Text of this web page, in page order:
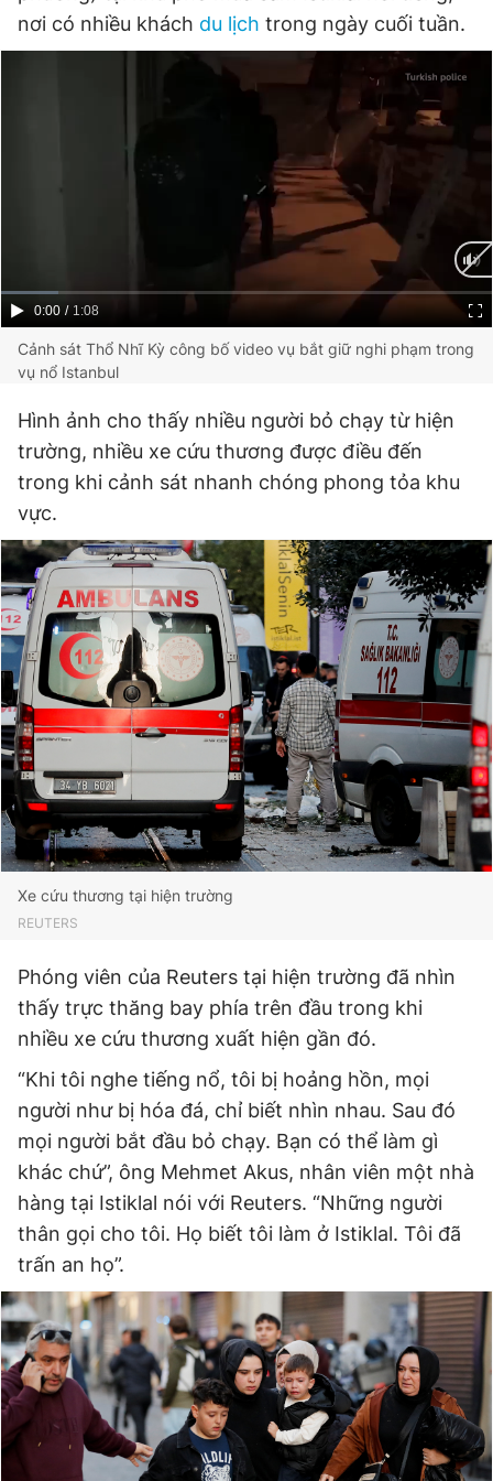
Giấy phép xuất bản số 110/GP - BTTTT cấp ngày 24.3.2020
© 2003-2026 Bản quyền thuộc về Báo Thanh Niên. Cấm sao
chép dưới mọi hình thức nếu không có sự chấp thuận bằng văn
bản. Phát triển bởi ePi Technologies, JSC.
nơi có nhiều khách du lịch trong ngày cuối tuần.
Current
Time
0:00 / Duration
1:08
Cảnh sát Thổ Nhĩ Kỳ công bố video vụ bắt giữ nghi phạm trong
vụ nổ Istanbul
Hình ảnh cho thấy nhiều người bỏ chạy từ hiện
trường, nhiều xe cứu thương được điều đến
trong khi cảnh sát nhanh chóng phong tỏa khu
vực.
Xe cứu thương tại hiện trường
REUTERS
Phóng viên của Reuters tại hiện trường đã nhìn
thấy trực thăng bay phía trên đầu trong khi
nhiều xe cứu thương xuất hiện gần đó.
“Khi tôi nghe tiếng nổ, tôi bị hoảng hồn, mọi
người như bị hóa đá, chỉ biết nhìn nhau. Sau đó
mọi người bắt đầu bỏ chạy. Bạn có thể làm gì
khác chứ”, ông Mehmet Akus, nhân viên một nhà
hàng tại Istiklal nói với Reuters. “Những người
thân gọi cho tôi. Họ biết tôi làm ở Istiklal. Tôi đã
trấn an họ”.